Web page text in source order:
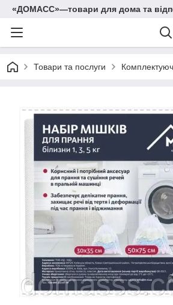
«ДОМАСС»—товари для дома та
Товари та послуги